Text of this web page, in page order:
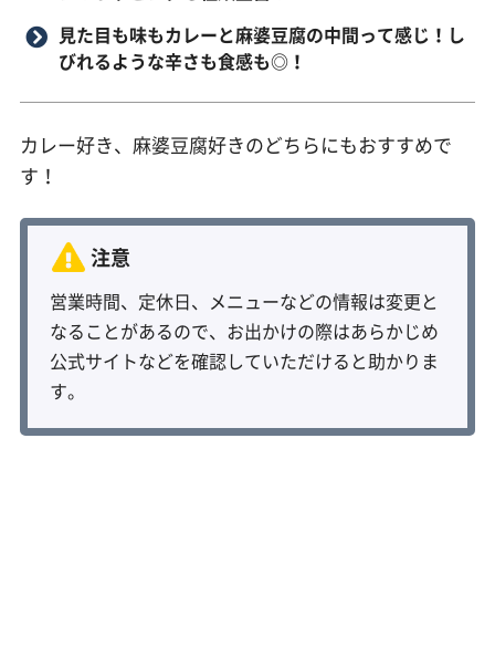
見た目も味もカレーと麻婆豆腐の中間って感じ！し
びれるような辛さも食感も◎！
カレー好き、麻婆豆腐好きのどちらにもおすすめで
す！
営業時間、定休日、メニューなどの情報は変更と
なることがあるので、お出かけの際はあらかじめ
公式サイトなどを確認していただけると助かりま
す。